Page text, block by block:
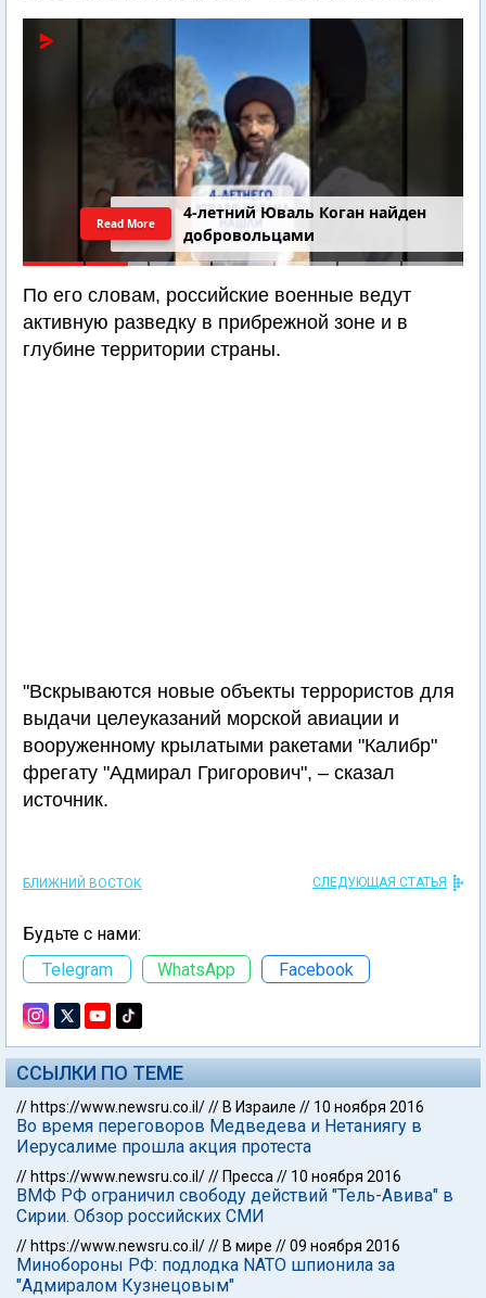
4-летний Юваль Коган найден
добровольцами
Read More
По его словам, российские военные ведут
активную разведку в прибрежной зоне и в
глубине территории страны.
"Вскрываются новые объекты террористов для
выдачи целеуказаний морской авиации и
вооруженному крылатыми ракетами "Калибр"
фрегату "Адмирал Григорович", – сказал
источник.
БЛИЖНИЙ ВОСТОК СЛЕДУЮЩАЯ СТАТЬЯ
Будьте с нами:
Telegram
WhatsApp Facebook
ССЫЛКИ ПО ТЕМЕ
// https://www.newsru.co.il/// В Израиле // 10 ноября 2016
Во время переговоров Медведева и Нетаниягу в
Иерусалиме прошла акция протеста
// https://www.newsru.co.il/// Пресса // 10 ноября 2016
ВМФ РФ ограничил свободу действий "Тель-Авива" в
Сирии. Обзор российских СМИ
// https://www.newsru.co.il/// В мире //09 ноября 2016
Минобороны РФ: подлодка NATO шпионила за
"Адмиралом Кузнецовым"